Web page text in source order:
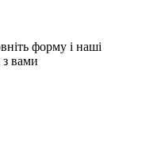
форму і наші
вами